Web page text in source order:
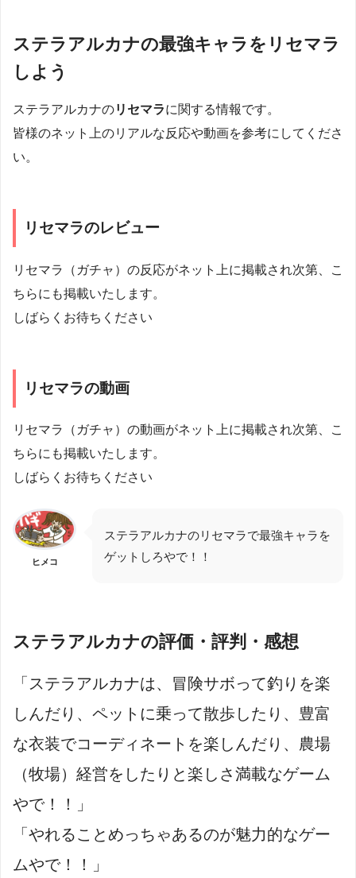
ステラアルカナの最強キャラをリセマラ
しよう
ステラアルカナのリセマラに関する情報です。
皆様のネット上のリアルな反応や動画を参考にしてくださ
い。
リセマラのレビュー
リセマラ（ガチャ）の反応がネット上に掲載され次第、こ
ちらにも掲載いたします。
しばらくお待ちください
リセマラの動画
リセマラ（ガチャ）の動画がネット上に掲載され次第、こ
ちらにも掲載いたします。
しばらくお待ちください
ヒメコ
ステラアルカナのリセマラで最強キャラを
ゲットしろやで！！
ステラアルカナの評価・評判・感想
「ステラアルカナは、冒険サボって釣りを楽
しんだり、ペットに乗って散歩したり、豊富
な衣装でコーディネートを楽しんだり、農場
（牧場）経営をしたりと楽しさ満載なゲーム
やで！！」
「やれることめっちゃあるのが魅力的なゲー
ムやで！！」